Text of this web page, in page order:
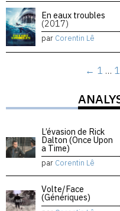
En eaux troubles
(2017)
par Corentin Lê
← 1 …
L’évasion de Rick
Dalton (Once Upon
a Time)
par Corentin Lê
Volte/Face
(Génériques)